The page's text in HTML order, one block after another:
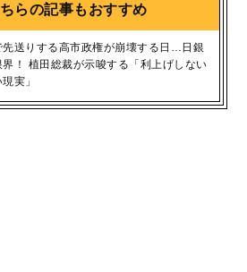
らの記事もおすすめ
先送りする高市政権が崩壊する日…日銀
！ 植田総裁が示唆する「利上げしない
実」